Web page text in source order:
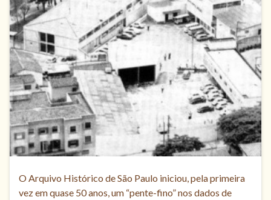
O Arquivo Histórico de São Paulo iniciou, pela primeira
vez em quase 50 anos, um “pente-fino” nos dados de